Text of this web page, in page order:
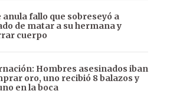
anula fallo que sobreseyó a
de matar a su hermana y
cuerpo
Hombres asesinados iban
oro, uno recibió 8 balazos y
en la boca